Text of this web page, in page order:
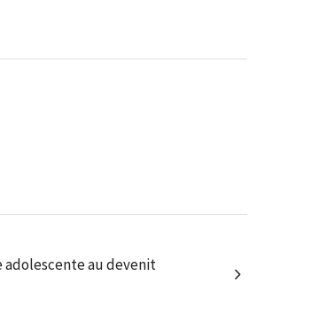
adolescente au devenit